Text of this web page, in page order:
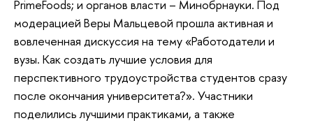
PrimeFoods; и органов власти – Минобрнауки. Под
модерацией Веры Мальцевой прошла активная и
вовлеченная дискуссия на тему «Работодатели и
вузы. Как создать лучшие условия для
перспективного трудоустройства студентов сразу
после окончания университета?». Участники
поделились лучшими практиками, а также